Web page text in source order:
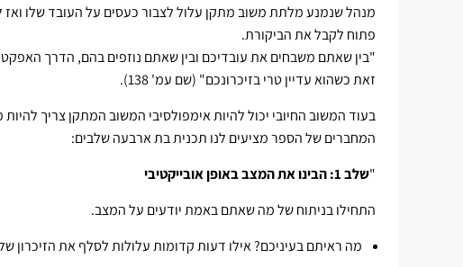
מנהל שנמנע מלתת משוב מתקן עלול לצבור כעסים על העובד שלו
פתוח לקבל את הביקורת.
"בין שאתם משבחים את עובדיכם ובין שאתם נוזפים בהם, הדרך
זאת כשהוא עדיין טרי בזיכרונכם" (שם עמ' 138).
בעוד המשוב החיובי יכול להיות אימפולסיבי המשוב המתקן צריך להיות
המחברים של הספר מציעים לנו תכנית בת ארבעה שלבים:
"שלב 1: הבינו את המצב באופן אובייקטיבי
התחילו בניתוח של מה שאתם באמת יודעים על המצב.
מה ראיתם בעיניכם? אילו דעות קדומות עלולות לסלף את הזיכרון